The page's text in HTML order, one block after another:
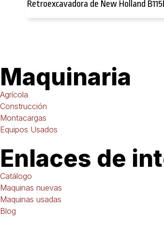
Retroexcavadora de New Holland
Maquinaria
Agrícola
Construcción
Montacargas
Equipos Usados
Enlaces de
Catálogo
Maquinas nuevas
Maquinas usadas
Blog